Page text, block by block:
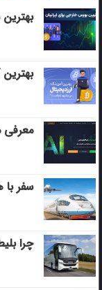
بهترین
معرفی
سفر با
چرا